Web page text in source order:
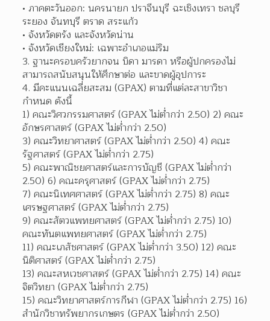
ภาคตะวันออก: นครนายก ปราจีนบุรี ฉะเชิงเทรา ชลบุรี
ระยอง จันทบุรี ตราด สระแก้ว
จังหวัดตรัง และจังหวัดน่าน
จังหวัดเชียงใหม่: เฉพาะอำเภอแม่ริม
3. ฐานะครอบครัวยากจน บิดา มารดา หรือผู้ปกครองไม่
สามารถสนับสนุนให้ศึกษาต่อ และขาดผู้อุปการะ
4. มีคะแนนเฉลี่ยสะสม (GPAX) ตามที่แต่ละสาขาวิชา
กำหนด ดังนี้
1) คณะวิศวกรรมศาสตร์ (GPAX ไม่ต่ำกว่า 2.50) 2) คณะ
อักษรศาสตร์ (GPAX ไม่ต่ำกว่า 2.50)
3) คณะวิทยาศาสตร์ (GPAX ไม่ต่ำกว่า 2.50) 4) คณะ
รัฐศาสตร์ (GPAX ไม่ต่ำกว่า 2.75)
5) คณะพาณิชยศาสตร์และการบัญชี (GPAX ไม่ต่ำกว่า
2.50) 6) คณะครุศาสตร์ (GPAX ไม่ต่ำกว่า 2.75)
7) คณะนิเทศศาสตร์ (GPAX ไม่ต่ำกว่า 2.75) 8) คณะ
เศรษฐศาสตร์ (GPAX ไม่ต่ำกว่า 2.75)
9) คณะสัตวแพทยศาสตร์ (GPAX ไม่ต่ำกว่า 2.75) 10)
คณะทันตแพทยศาสตร์ (GPAX ไม่ต่ำกว่า 2.75)
11) คณะเภสัชศาสตร์ (GPAX ไม่ต่ำกว่า 3.50) 12) คณะ
นิติศาสตร์ (GPAX ไม่ต่ำกว่า 2.75)
13) คณะสหเวชศาสตร์ (GPAX ไม่ต่ำกว่า 2.75) 14) คณะ
จิตวิทยา (GPAX ไม่ต่ำกว่า 2.75)
15) คณะวิทยาศาสตร์การกีฬา (GPAX ไม่ต่ำกว่า 2.75) 16)
สำนักวิชาทรัพยากรเกษตร (GPAX ไม่ต่ำกว่า 2.50)